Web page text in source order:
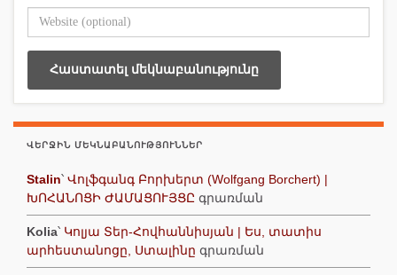
ՎԵՐՋԻՆ ՄԵԿՆԱԲԱՆՈՒԹՅՈՒՆՆԵՐ
Stalin՝ Վոլֆգանգ Բորխերտ (Wolfgang Borchert) |
ԽՈՀԱՆՈՑԻ ԺԱՄԱՑՈՒՅՑԸ գրառման
Kolia՝ Կոլյա Տեր-Հովհաննիսյան | Ես, տատիս
արհեստանոցը, Ստալինը գրառման